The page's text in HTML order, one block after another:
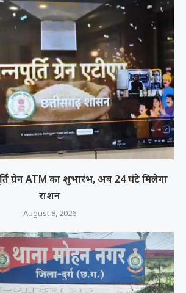
ग्रेन ATM का शुभारंभ, अब 24 घंटे मिलेगा
राशन
August 8, 2026